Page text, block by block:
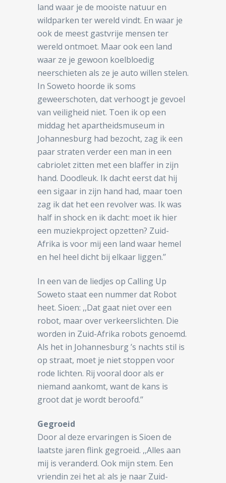
land waar je de mooiste natuur en
wildparken ter wereld vindt. En waar je
ook de meest gastvrije mensen ter
wereld ontmoet. Maar ook een land
waar ze je gewoon koelbloedig
neerschieten als ze je auto willen stelen.
In Soweto hoorde ik soms
geweerschoten, dat verhoogt je gevoel
van veiligheid niet. Toen ik op een
middag het apartheidsmuseum in
Johannesburg had bezocht, zag ik een
paar straten verder een man in een
cabriolet zitten met een blaffer in zijn
hand. Doodleuk. Ik dacht eerst dat hij
een sigaar in zijn hand had, maar toen
zag ik dat het een revolver was. Ik was
half in shock en ik dacht: moet ik hier
een muziekproject opzetten? Zuid-
Afrika is voor mij een land waar hemel
en hel heel dicht bij elkaar liggen.’’
In een van de liedjes op Calling Up
Soweto staat een nummer dat Robot
heet. Sioen: ,,Dat gaat niet over een
robot, maar over verkeerslichten. Die
worden in Zuid-Afrika robots genoemd.
Als het in Johannesburg ’s nachts stil is
op straat, moet je niet stoppen voor
rode lichten. Rij vooral door als er
niemand aankomt, want de kans is
groot dat je wordt beroofd.’’
Gegroeid
Door al deze ervaringen is Sioen de
laatste jaren flink gegroeid. ,,Alles aan
mij is veranderd. Ook mijn stem. Een
vriendin zei het al: als je naar Zuid-